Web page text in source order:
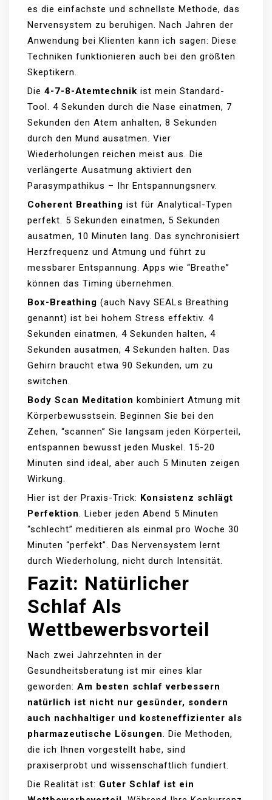
es die einfachste und schnellste Methode, das
Nervensystem zu beruhigen. Nach Jahren der
Anwendung bei Klienten kann ich sagen: Diese
Techniken funktionieren auch bei den größten
Skeptikern.
Die 4-7-8-Atemtechnik ist mein Standard-
Tool. 4 Sekunden durch die Nase einatmen, 7
Sekunden den Atem anhalten, 8 Sekunden
durch den Mund ausatmen. Vier
Wiederholungen reichen meist aus. Die
verlängerte Ausatmung aktiviert den
Parasympathikus – Ihr Entspannungsnerv.
Coherent Breathing ist für Analytical-Typen
perfekt. 5 Sekunden einatmen, 5 Sekunden
ausatmen, 10 Minuten lang. Das synchronisiert
Herzfrequenz und Atmung und führt zu
messbarer Entspannung. Apps wie “Breathe”
können das Timing übernehmen.
Box-Breathing (auch Navy SEALs Breathing
genannt) ist bei hohem Stress effektiv. 4
Sekunden einatmen, 4 Sekunden halten, 4
Sekunden ausatmen, 4 Sekunden halten. Das
Gehirn braucht etwa 90 Sekunden, um zu
switchen.
Body Scan Meditation kombiniert Atmung mit
Körperbewusstsein. Beginnen Sie bei den
Zehen, “scannen” Sie langsam jeden Körperteil,
entspannen bewusst jeden Muskel. 15-20
Minuten sind ideal, aber auch 5 Minuten zeigen
Wirkung.
Hier ist der Praxis-Trick: Konsistenz schlägt
Perfektion. Lieber jeden Abend 5 Minuten
“schlecht” meditieren als einmal pro Woche 30
Minuten “perfekt”. Das Nervensystem lernt
durch Wiederholung, nicht durch Intensität.
Fazit: Natürlicher
Schlaf Als
Wettbewerbsvorteil
Nach zwei Jahrzehnten in der
Gesundheitsberatung ist mir eines klar
geworden: Am besten schlaf verbessern
natürlich ist nicht nur gesünder, sondern
auch nachhaltiger und kosteneffizienter als
pharmazeutische Lösungen. Die Methoden,
die ich Ihnen vorgestellt habe, sind
praxiserprobt und wissenschaftlich fundiert.
Die Realität ist: Guter Schlaf ist ein